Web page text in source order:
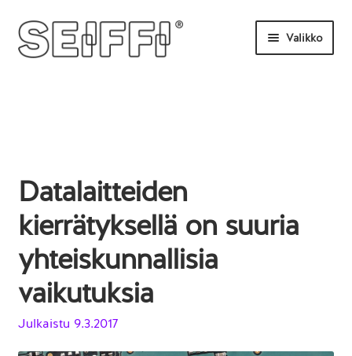
Siirry
navigointiin
Siirry
sisältöön
Valikko
Etusivu
Ota yhteyttä
Datalaitteiden
kierrätyksellä on suuria
yhteiskunnallisia
vaikutuksia
Julkaistu 9.3.2017